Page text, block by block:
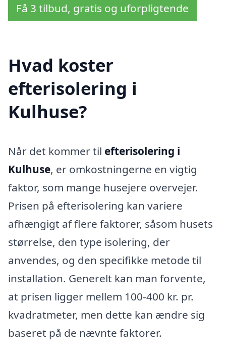
Få 3 tilbud, gratis og uforpligtende
Hvad koster
efterisolering i
Kulhuse?
Når det kommer til efterisolering i
Kulhuse, er omkostningerne en vigtig
faktor, som mange husejere overvejer.
Prisen på efterisolering kan variere
afhængigt af flere faktorer, såsom husets
størrelse, den type isolering, der
anvendes, og den specifikke metode til
installation. Generelt kan man forvente,
at prisen ligger mellem 100-400 kr. pr.
kvadratmeter, men dette kan ændre sig
baseret på de nævnte faktorer.